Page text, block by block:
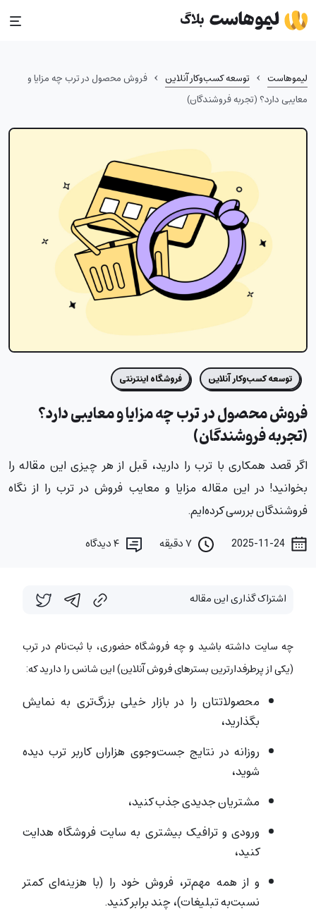
Skip
to
لیموهاست › توسعه کسب‌وکار آنلاین › فروش محصول در ترب چه مزایا و
معایبی دارد؟ (تجربه فروشندگان)
توسعه کسب‌وکار آنلاین فروشگاه اینترنتی
فروش محصول در ترب چه مزایا و معایبی دارد؟
(تجربه فروشندگان)
اگر قصد همکاری با ترب را دارید، قبل از هر چیزی این مقاله را
بخوانید! در این مقاله مزایا و معایب فروش در ترب را از نگاه
فروشندگان بررسی کرده‌ایم.
دیدگاه
اشتراک گذاری این مقاله
چه سایت داشته باشید و چه فروشگاه حضوری، با ثبت‌نام در ترب
(یکی از پرطرفدارترین بسترهای فروش آنلاین) این شانس را دارید که:
محصولاتتان را در بازار خیلی بزرگ‌تری به نمایش
بگذارید،
روزانه در نتایج جست‌وجوی هزاران کاربر ترب دیده
شوید،
مشتریان جدیدی جذب کنید،
ورودی و ترافیک بیشتری به سایت فروشگاه هدایت
کنید،
و از همه مهم‌تر،‌ فروش خود را (با هزینه‌ای کمتر
نسبت‌به تبلیغات)، چند برابر کنید.